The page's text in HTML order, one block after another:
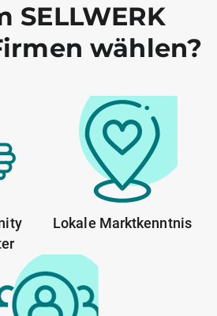
SELLWERK
wählen?
Lokale Marktkenntnis